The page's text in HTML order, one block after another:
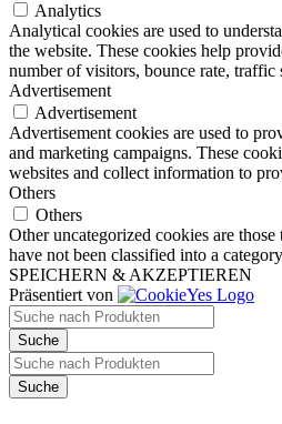
Analytics
Analytical cookies are used to
the website. These cookies help
number of visitors, bounce rate, traffic
Advertisement
Advertisement
Advertisement cookies are used to
and marketing campaigns. These
websites and collect information to
Others
Others
Other uncategorized cookies are
have not been classified into a
SPEICHERN & AKZEPTIEREN
Präsentiert von
Products
search
Suche
Products
search
Suche